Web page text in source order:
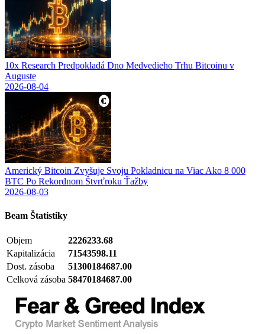
10x Research Predpokladá Dno Medvedieho Trhu Bitcoinu v
Auguste
2026-08-04
Americký Bitcoin Zvyšuje Svoju Pokladnicu na Viac Ako 8 000
BTC Po Rekordnom Štvrťroku Ťažby
2026-08-03
Beam Štatistiky
Objem
2226233.68
Kapitalizácia
71543598.11
Dost. zásoba
51300184687.00
Celková zásoba 58470184687.00